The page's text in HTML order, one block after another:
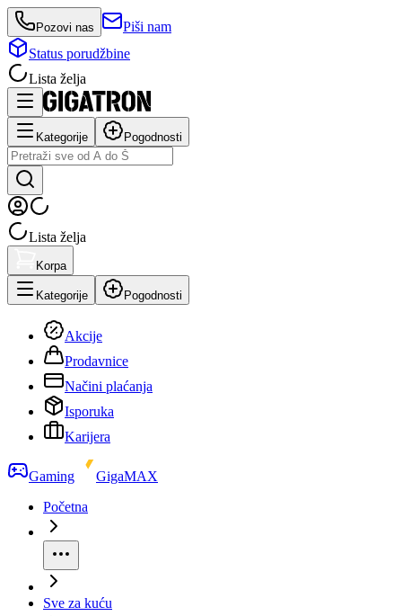
Pozovi nas
Piši nam
Status porudžbine
Lista želja
Kategorije Pogodnosti
Lista želja
Korpa
Kategorije Pogodnosti
Akcije
Prodavnice
Načini plaćanja
Isporuka
Karijera
Gaming
GigaMAX
Početna
Sve za kuću